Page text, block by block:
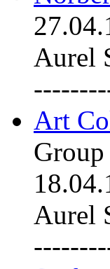
Aurel
Art
Aurel